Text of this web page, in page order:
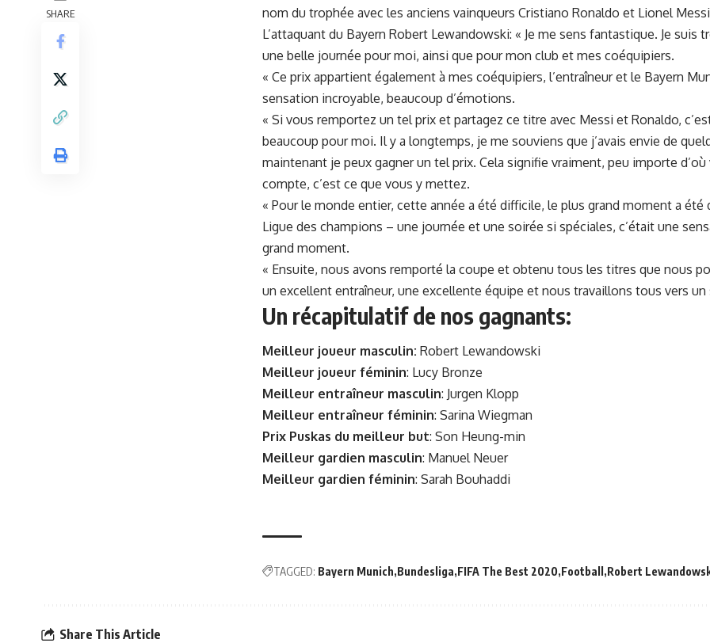
SHARE
nom du trophée avec les anciens vainqueurs Cristiano Ronaldo et Lionel
L’attaquant du Bayern Robert Lewandowski: « Je me sens fantastique. Je suis
une belle journée pour moi, ainsi que pour mon club et mes coéquipiers.
« Ce prix appartient également à mes coéquipiers, l’entraîneur et le Bayern
sensation incroyable, beaucoup d’émotions.
« Si vous remportez un tel prix et partagez ce titre avec Messi et Ronaldo,
beaucoup pour moi. Il y a longtemps, je me souviens que j’avais envie de
maintenant je peux gagner un tel prix. Cela signifie vraiment, peu importe
compte, c’est ce que vous y mettez.
« Pour le monde entier, cette année a été difficile, le plus grand moment a été
Ligue des champions – une journée et une soirée si spéciales, c’était une
grand moment.
« Ensuite, nous avons remporté la coupe et obtenu tous les titres que nous
un excellent entraîneur, une excellente équipe et nous travaillons tous vers
Un récapitulatif de nos gagnants:
Meilleur joueur masculin: Robert Lewandowski
Meilleur joueur féminin: Lucy Bronze
Meilleur entraîneur masculin: Jurgen Klopp
Meilleur entraîneur féminin: Sarina Wiegman
Prix ​​Puskas du meilleur but: Son Heung-min
Meilleur gardien masculin: Manuel Neuer
Meilleur gardien féminin: Sarah Bouhaddi
TAGGED: Bayern Munich Bundesliga FIFA The Best 2020 Football Robert
Share This Article